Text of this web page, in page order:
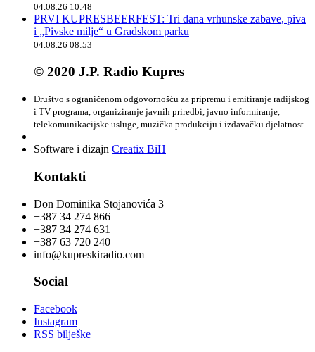
04.08.26 10:48
PRVI KUPRESBEERFEST: Tri dana vrhunske zabave, piva
i „Pivske milje“ u Gradskom parku
04.08.26 08:53
© 2020 J.P. Radio Kupres
Društvo s ograničenom odgovornošću za pripremu i emitiranje radijskog
i TV programa, organiziranje javnih priredbi, javno informiranje,
telekomunikacijske usluge, muzička produkciju i izdavačku djelatnost.
Software i dizajn Creatix BiH
Kontakti
Don Dominika Stojanovića 3
+387 34 274 866
+387 34 274 631
+387 63 720 240
info@kupreskiradio.com
Social
Facebook
Instagram
RSS bilješke